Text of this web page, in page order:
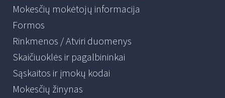
Mokesčių mokėtojų informacija
Formos
Rinkmenos / Atviri duomenys
Skaičiuoklės ir pagalbininkai
Sąskaitos ir įmokų kodai
Mokesčių žinynas